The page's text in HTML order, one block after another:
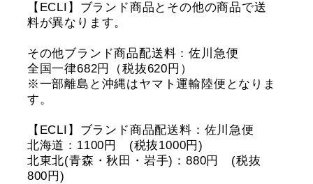
【ECLI】ブランド商品とその他の商品で送
料が異なります。
その他ブランド商品配送料：佐川急便
全国一律682円（税抜620円）
※一部離島と沖縄はヤマト運輸陸便となりま
す。
【ECLI】ブランド商品配送料：佐川急便
北海道：1100円 (税抜1000円)
北東北(青森・秋田・岩手)：880円 (税抜
800円)